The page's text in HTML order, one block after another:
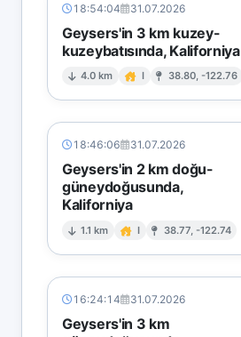
18:54:04 31.07.2026
Geysers'in 3 km kuzey-
kuzeybatısında, Kaliforniya
4.0 km I 38.80, -122.76
18:46:06 31.07.2026
Geysers'in 2 km doğu-
güneydoğusunda,
Kaliforniya
1.1 km I 38.77, -122.74
16:24:14 31.07.2026
Geysers'in 3 km